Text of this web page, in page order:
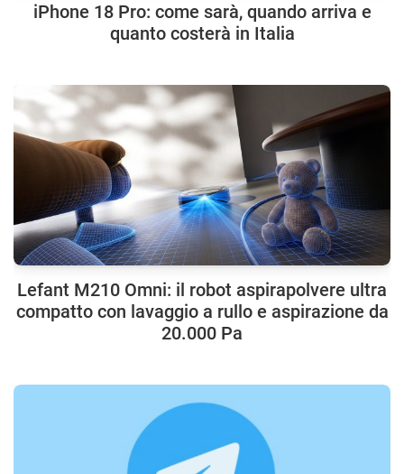
iPhone 18 Pro: come sarà, quando arriva e
quanto costerà in Italia
Lefant M210 Omni: il robot aspirapolvere ultra
compatto con lavaggio a rullo e aspirazione da
20.000 Pa